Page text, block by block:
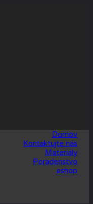
Domov
Kontaktujte nás
Materiály
Poradenstvo
eshop